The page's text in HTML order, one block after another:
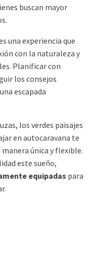
buscan mayor
una experiencia que
con la naturaleza y
Planificar con
los consejos
escapada
los verdes paisajes
en autocaravana te
única y flexible.
este sueño,
equipadas para